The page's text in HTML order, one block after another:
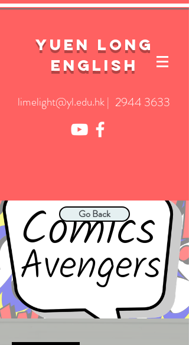
YuEn Long
English
limelight@yl.edu.hk| 2944 3633
Go Back